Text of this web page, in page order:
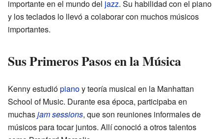
importante en el mundo del jazz. Su habilidad con el piano
y los teclados lo llevó a colaborar con muchos músicos
importantes.
Sus Primeros Pasos en la Música
Kenny estudiópianoy teoría musical en la Manhattan
School of Music. Durante esa época, participaba en
muchasjam sessions, que son reuniones informales de
músicos para tocar juntos. Allí conoció a otros talentos